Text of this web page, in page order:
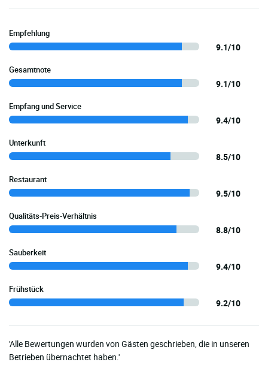
Empfehlung
9.1/10
Gesamtnote
9.1/10
Empfang und Service
9.4/10
Unterkunft
8.5/10
Restaurant
9.5/10
Qualitäts-Preis-Verhältnis
8.8/10
Sauberkeit
9.4/10
Frühstück
9.2/10
'Alle Bewertungen wurden von Gästen geschrieben, die in unseren
Betrieben übernachtet haben.'